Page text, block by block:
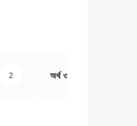
2 অর্থ ও বানিজ্য